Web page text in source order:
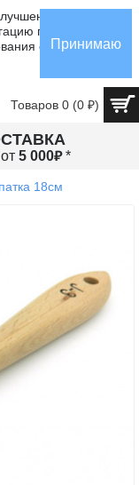
по сайту,
cookie-
Принимаю
Товаров 0 (0 ₽)
5 000₽*
18см